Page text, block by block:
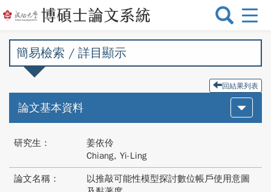
選
切
簡易檢索 / 詳目顯示
回結果列表
論文基本資料
研究生：
姜依伶
Chiang, Yi-Ling
論文名稱：
以推敲可能性模型探討數位帳戶使用意圖